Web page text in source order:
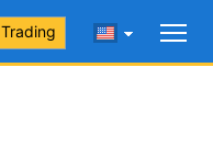
Trading